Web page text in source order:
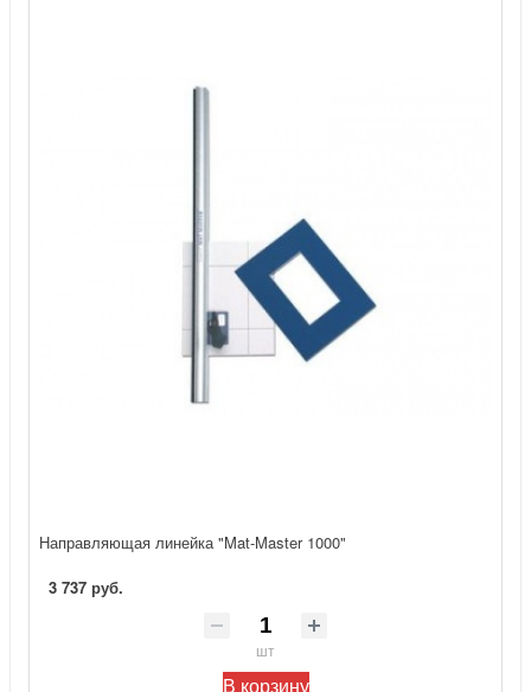
Направляющая линейка "Mat-Master 1000"
3 737 руб.
шт
В корзину